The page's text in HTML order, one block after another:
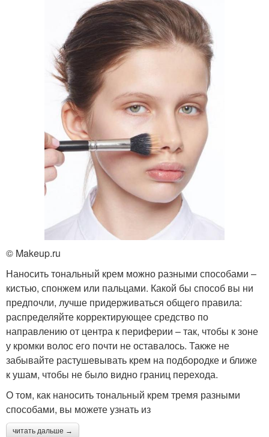
© Makeup.ru
Наносить тональный крем можно разными способами –
кистью, спонжем или пальцами. Какой бы способ вы ни
предпочли, лучше придерживаться общего правила:
распределяйте корректирующее средство по
направлению от центра к периферии – так, чтобы к зоне
у кромки волос его почти не оставалось. Также не
забывайте растушевывать крем на подбородке и ближе
к ушам, чтобы не было видно границ перехода.
О том, как наносить тональный крем тремя разными
способами, вы можете узнать из
читать дальше →